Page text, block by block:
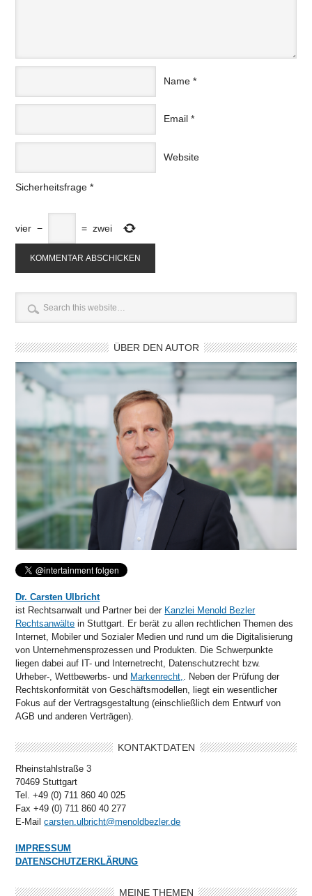
Name *
Email *
Website
Sicherheitsfrage *
vier − = zwei
ÜBER DEN AUTOR
Dr. Carsten Ulbricht
ist Rechtsanwalt und Partner bei der Kanzlei Menold Bezler
Rechtsanwälte in Stuttgart. Er berät zu allen rechtlichen Themen des
Internet, Mobiler und Sozialer Medien und rund um die Digitalisierung
von Unternehmensprozessen und Produkten. Die Schwerpunkte
liegen dabei auf IT- und Internetrecht, Datenschutzrecht bzw.
Urheber-, Wettbewerbs- und Markenrecht,
. Neben der Prüfung der
Rechtskonformität von Geschäftsmodellen, liegt ein wesentlicher
Fokus auf der Vertragsgestaltung (einschließlich dem Entwurf von
AGB und anderen Verträgen).
KONTAKTDATEN
Rheinstahlstraße 3
70469 Stuttgart
Tel. +49 (0) 711 860 40 025
Fax +49 (0) 711 860 40 277
E-Mailcarsten.ulbricht@menoldbezler.de
IMPRESSUM
DATENSCHUTZERKLÄRUNG
MEINE THEMEN